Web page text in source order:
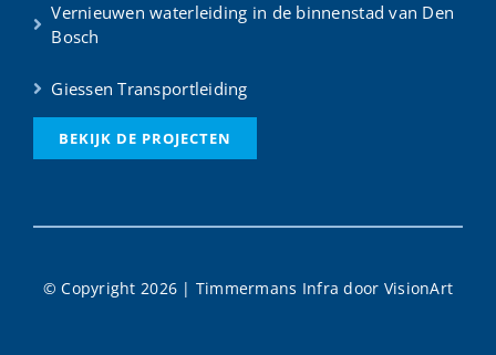
Vernieuwen waterleiding in de binnenstad van Den
Bosch
Giessen Transportleiding
BEKIJK DE PROJECTEN
© Copyright 2026 | Timmermans Infra door VisionArt